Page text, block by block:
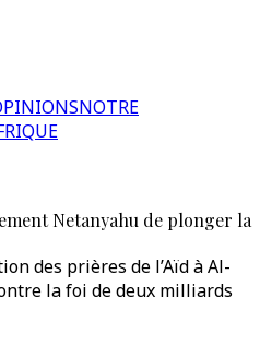
NOTRE
Netanyahu de plonger la
des prières de l’Aïd à Al-
la foi de deux milliards